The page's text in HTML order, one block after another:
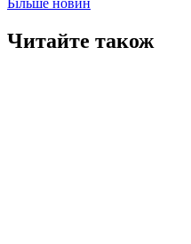
Більше новин
Читайте також